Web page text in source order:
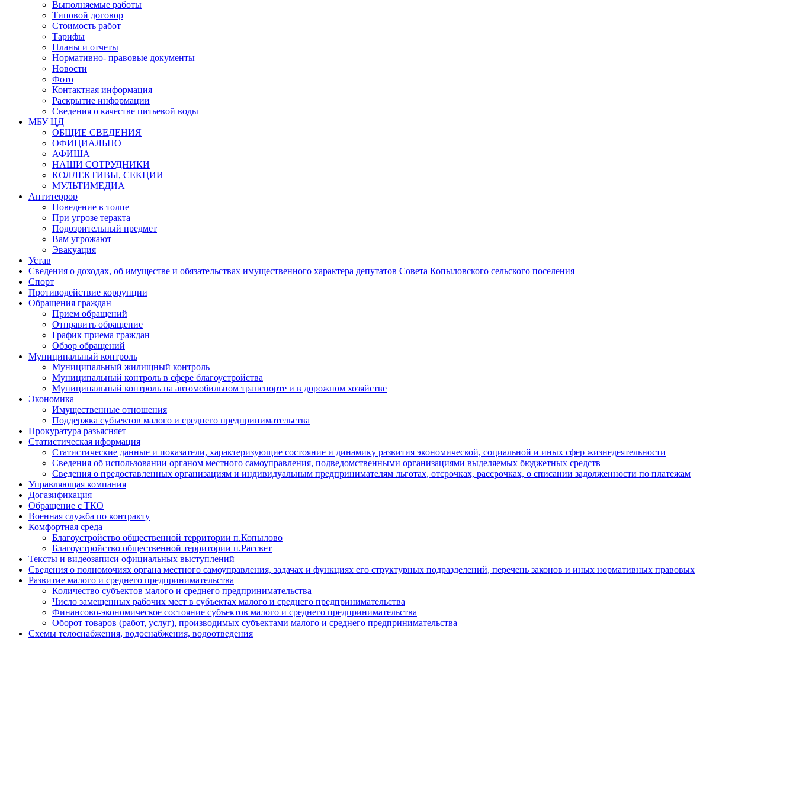
Выполняемые работы
Типовой договор
Стоимость работ
Тарифы
Планы и отчеты
Нормативно- правовые документы
Новости
Фото
Контактная информация
Раскрытие информации
Сведения о качестве питьевой воды
МБУ ЦД
ОБЩИЕ СВЕДЕНИЯ
ОФИЦИАЛЬНО
АФИША
НАШИ СОТРУДНИКИ
КОЛЛЕКТИВЫ, СЕКЦИИ
МУЛЬТИМЕДИА
Антитеррор
Поведение в толпе
При угрозе теракта
Подозрительный предмет
Вам угрожают
Эвакуация
Устав
Сведения о доходах, об имуществе и обязательствах имущественного характера депутатов Совета Копыловского сельского поселения
Спорт
Противодействие коррупции
Обращения граждан
Прием обращений
Отправить обращение
График приема граждан
Обзор обращений
Муниципальный контроль
Муниципальный жилищный контроль
Муниципальный контроль в сфере благоустройства
Муниципальный контроль на автомобильном транспорте и в дорожном хозяйстве
Экономика
Имущественные отношения
Поддержка субъектов малого и среднего предпринимательства
Прокуратура разьясняет
Статистическая иформация
Статистические данные и показатели, характеризующие состояние и динамику развития экономической, социальной и иных сфер жизнедеятельности
Сведения об использовании органом местного самоуправления, подведомственными организациями выделяемых бюджетных средств
Сведения о предоставленных организациям и индивидуальным предпринимателям льготах, отсрочках, рассрочках, о списании задолженности по платежам
Управляющая компания
Догазификация
Обращение с ТКО
Военная служба по контракту
Комфортная среда
Благоустройство общественной территории п.Копылово
Благоустройство общественной территории п.Рассвет
Тексты и видеозаписи официальных выступлений
Сведения о полномочиях органа местного самоуправления, задачах и функциях его структурных подразделений, перечень законов и иных нормативных правовых
Развитие малого и среднего предпринимательства
Количество субъектов малого и среднего предпринимательства
Число замещенных рабочих мест в субъектах малого и среднего предпринимательства
Финансово-экономическое состояние субъектов малого и среднего предпринимательства
Оборот товаров (работ, услуг), производимых субъектами малого и среднего предпринимательства
Схемы телоснабжения, водоснабжения, водоотведения